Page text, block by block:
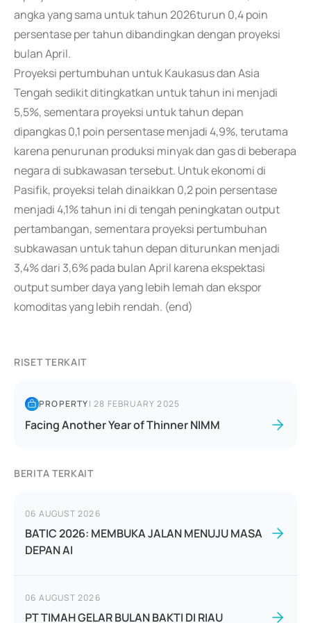
angka yang sama untuk tahun 2026turun 0,4 poin
persentase per tahun dibandingkan dengan proyeksi
bulan April.
Proyeksi pertumbuhan untuk Kaukasus dan Asia
Tengah sedikit ditingkatkan untuk tahun ini menjadi
5,5%, sementara proyeksi untuk tahun depan
dipangkas 0,1 poin persentase menjadi 4,9%, terutama
karena penurunan produksi minyak dan gas di beberapa
negara di subkawasan tersebut. Untuk ekonomi di
Pasifik, proyeksi telah dinaikkan 0,2 poin persentase
menjadi 4,1% tahun ini di tengah peningkatan output
pertambangan, sementara proyeksi pertumbuhan
subkawasan untuk tahun depan diturunkan menjadi
3,4% dari 3,6% pada bulan April karena ekspektasi
output sumber daya yang lebih lemah dan ekspor
komoditas yang lebih rendah. (end)
RISET TERKAIT
PROPERTY|28 FEBRUARY 2025
Facing Another Year of Thinner NIMM
BERITA TERKAIT
06 AUGUST 2026
BATIC 2026: MEMBUKA JALAN MENUJU MASA
DEPAN AI
06 AUGUST 2026
PT TIMAH GELAR BULAN BAKTI DI RIAU